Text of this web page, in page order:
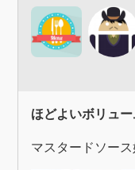
ほどよいボリュー
マスタードソース